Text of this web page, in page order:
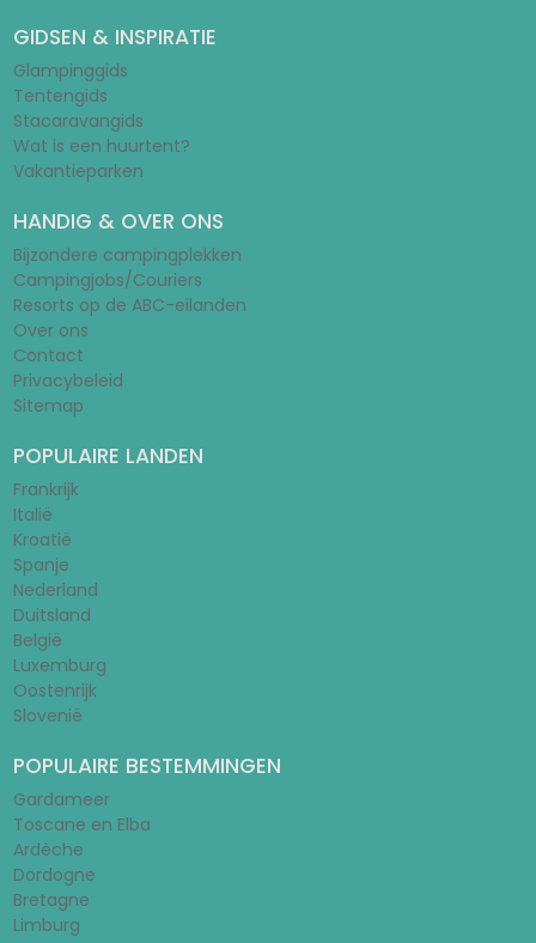
GIDSEN & INSPIRATIE
Glampinggids
Tentengids
Stacaravangids
Wat is een huurtent?
Vakantieparken
HANDIG & OVER ONS
Bijzondere campingplekken
Campingjobs/Couriers
Resorts op de ABC-eilanden
Over ons
Contact
Privacybeleid
Sitemap
POPULAIRE LANDEN
Frankrijk
Italië
Kroatië
Spanje
Nederland
Duitsland
België
Luxemburg
Oostenrijk
Slovenië
POPULAIRE BESTEMMINGEN
Gardameer
Toscane en Elba
Ardèche
Dordogne
Bretagne
Limburg